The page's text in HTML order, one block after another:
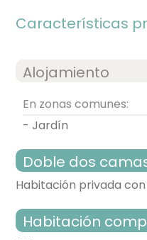
Características
Alojamiento
En zonas comunes:
- Jardín
Doble dos
Habitación privada
Habitación